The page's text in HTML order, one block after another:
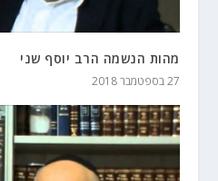
מהות הנשמה הרב יוסף שני
27 בספטמבר 2018